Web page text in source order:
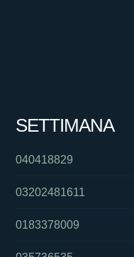
SETTIMANA
040418829
03202481611
0183378009